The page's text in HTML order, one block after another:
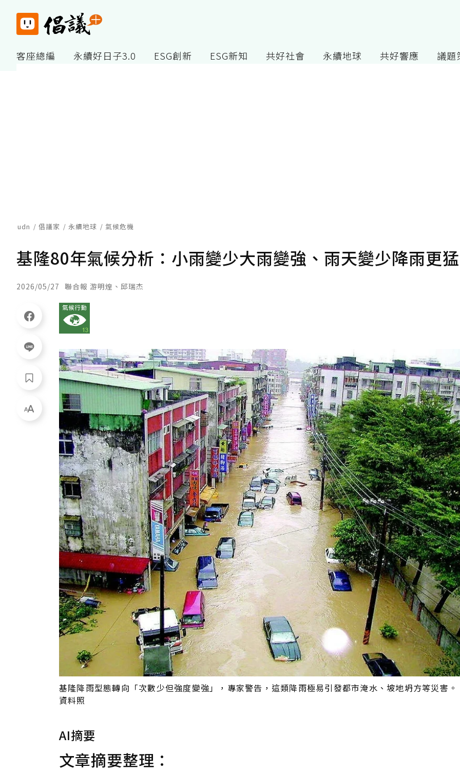
客座總編 永續好日子3.0 ESG創新 ESG新知 共好社會 永續地球 共好響應 議題
udn 倡議家 永續地球 氣候危機
基隆80年氣候分析：小雨變少大雨變強、雨天變少降雨更猛
2026/05/27 聯合報 游明煌、邱瑞杰
基隆降雨型態轉向「次數少但強度變強」，專家警告，這類降雨極易引發都市淹水、坡地坍方等災害
資料照
AI摘要
文章摘要整理：